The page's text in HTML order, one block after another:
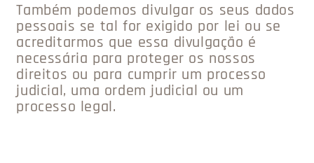
Também podemos divulgar os seus dados
pessoais se tal for exigido por lei ou se
acreditarmos que essa divulgação é
necessária para proteger os nossos
direitos ou para cumprir um processo
judicial, uma ordem judicial ou um
processo legal.